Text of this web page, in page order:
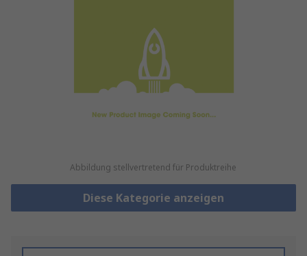
Abbildung stellvertretend für Produktreihe
Diese Kategorie anzeigen